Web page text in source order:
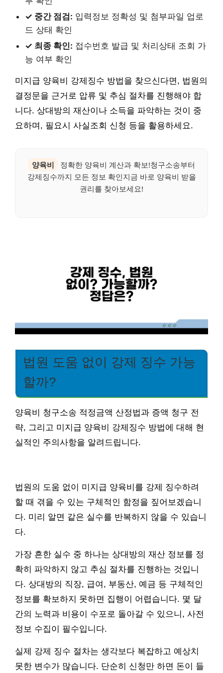
✓ 중간 점검: 입력정보 정확성 및 첨부파일 업로
드 상태 확인
✓ 최종 확인: 접수번호 발급 및 처리상태 조회 가
능 여부 확인
미지급 양육비 강제징수 방법을 찾으신다면, 법원의
결정문을 근거로 압류 및 추심 절차를 진행해야 합
니다. 상대방의 재산이나 소득을 파악하는 것이 중
요하며, 필요시 사실조회 신청 등을 활용하세요.
양육비
정확한 양육비 계산과 확보!청구소송부터
강제징수까지 모든 정보 확인지금 바로 양육비 받을
권리를 찾아보세요!
법원 도움 없이 강제 징수 가능
할까?
양육비 청구소송 적정금액 산정법과 증액 청구 전
략, 그리고 미지급 양육비 강제징수 방법에 대해 현
실적인 주의사항을 알려드립니다.
법원의 도움 없이 미지급 양육비를 강제 징수하려
할 때 겪을 수 있는 구체적인 함정을 짚어보겠습니
다. 미리 알면 같은 실수를 반복하지 않을 수 있습니
다.
가장 흔한 실수 중 하나는 상대방의 재산 정보를 정
확히 파악하지 않고 추심 절차를 진행하는 것입니
다. 상대방의 직장, 급여, 부동산, 예금 등 구체적인
정보를 확보하지 못하면 집행이 어렵습니다. 몇 달
간의 노력과 비용이 수포로 돌아갈 수 있으니, 사전
정보 수집이 필수입니다.
실제 강제 징수 절차는 생각보다 복잡하고 예상치
못한 변수가 많습니다. 단순히 신청만 하면 돈이 들